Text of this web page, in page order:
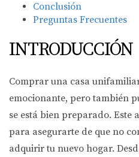
Conclusión
Preguntas Frecuentes
INTRODUCCIÓN
Comprar una casa
emocionante, pero también
se está bien preparado.
para asegurarte de que no
adquirir tu nuevo hogar.